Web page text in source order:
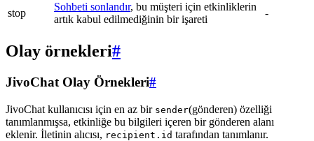
stop
Sohbeti sonlandır, bu müşteri için etkinliklerin
artık kabul edilmediğinin bir işareti
-
Olay örnekleri#
JivoChat Olay Örnekleri#
JivoChat kullanıcısı için en az bir sender(gönderen) özelliği
tanımlanmışsa, etkinliğe bu bilgileri içeren bir gönderen alanı
eklenir. İletinin alıcısı, recipient.id tarafından tanımlanır.